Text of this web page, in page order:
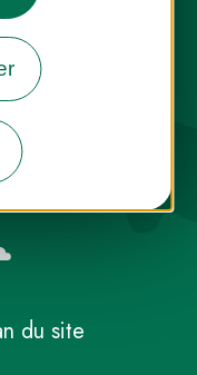
en
du site